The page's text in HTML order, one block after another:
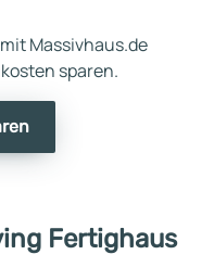
Massivhaus.de
sparen.
Fertighaus